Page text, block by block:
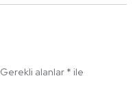
Gerekli alanlar * ile